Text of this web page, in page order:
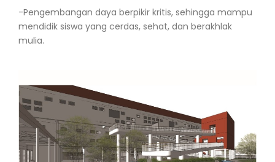
-Pengembangan daya berpikir kritis, sehingga mampu
mendidik siswa yang cerdas, sehat, dan berakhlak
mulia.